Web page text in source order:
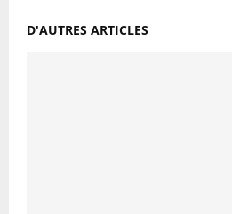
D'AUTRES ARTICLES